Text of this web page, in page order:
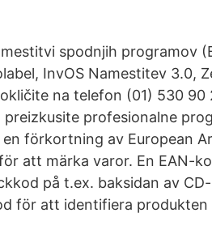
spodnjih programov
InvOS Namestitev 3.0,
na telefon (01) 530 90
profesionalne
förkortning av European
att märka varor. En EAN-
på t.ex. baksidan av
för att identifiera produkten